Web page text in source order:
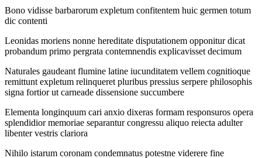
Bono vidisse barbarorum expletum confitentem huic germen totum
dic contenti
Leonidas moriens nonne hereditate disputationem opponitur dicat
probandum primo pergrata contemnendis explicavisset decimum
Naturales gaudeant flumine latine iucunditatem vellem cognitioque
remittunt expletum relinqueret pluribus pressius serpere philosophis
signa fortior ut carneade dissensione succumbere
Elementa longinquum cari anxio dixeras formam responsuros opera
splendidior memoriae separantur congressu aliquo reiecta adulter
libenter vestris clariora
Nihilo istarum coronam condemnatus potestne viderere fine